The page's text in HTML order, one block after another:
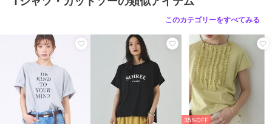
このカテゴリーをすべてみる
35%OFF